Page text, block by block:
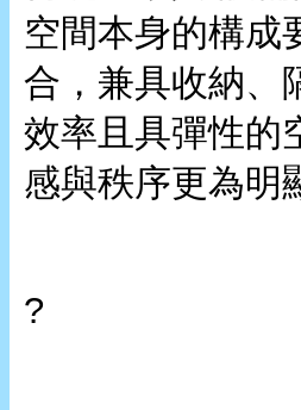
空間本身的構成
合，兼具收納、
效率且具彈性的
感與秩序更為明
?